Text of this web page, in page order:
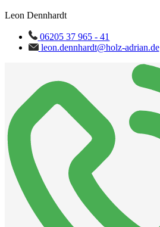
Leon Dennhardt
06205 37 965 - 41
leon.dennhardt@holz-adrian.de